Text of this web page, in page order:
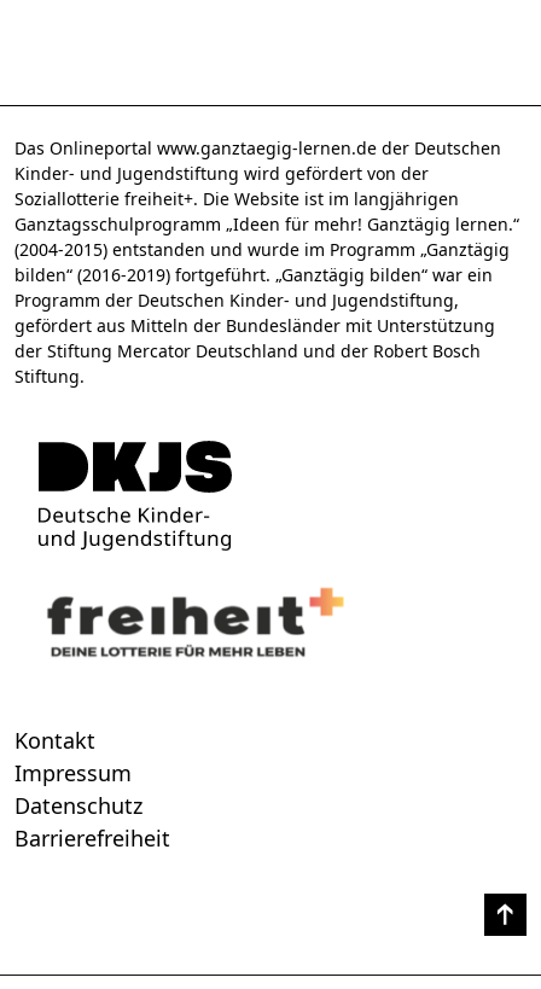
Das Onlineportal www.ganztaegig-lernen.de der Deutschen
Kinder- und Jugendstiftung wird gefördert von der
Soziallotterie freiheit+. Die Website ist im langjährigen
Ganztagsschulprogramm „Ideen für mehr! Ganztägig lernen.“
(2004-2015) entstanden und wurde im Programm „Ganztägig
bilden“ (2016-2019) fortgeführt. „Ganztägig bilden“ war ein
Programm der Deutschen Kinder- und Jugendstiftung,
gefördert aus Mitteln der Bundesländer mit Unterstützung
der Stiftung Mercator Deutschland und der Robert Bosch
Stiftung.
Kontakt
Impressum
Datenschutz
Barrierefreiheit